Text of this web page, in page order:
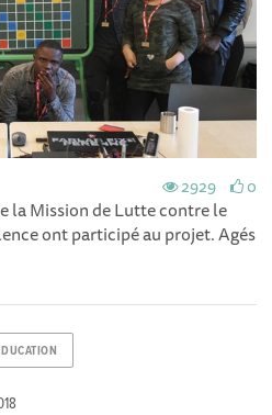
2929 0
la Mission de Lutte contre le
ont participé au projet. Agés